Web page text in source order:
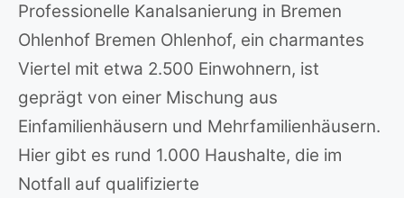
Professionelle Kanalsanierung in Bremen
Ohlenhof Bremen Ohlenhof, ein charmantes
Viertel mit etwa 2.500 Einwohnern, ist
geprägt von einer Mischung aus
Einfamilienhäusern und Mehrfamilienhäusern.
Hier gibt es rund 1.000 Haushalte, die im
Notfall auf qualifizierte